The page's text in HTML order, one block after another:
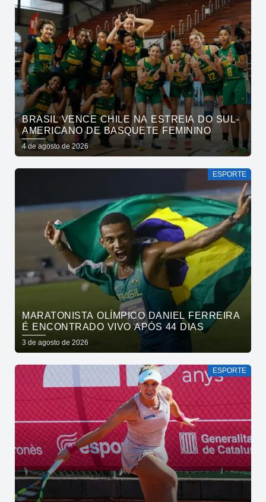
BRASIL VENCE CHILE NA ESTREIA DO SUL-
AMERICANO DE BASQUETE FEMININO
4 de agosto de 2026
ESPORTE
MARATONISTA OLÍMPICO DANIEL FERREIRA
É ENCONTRADO VIVO APÓS 44 DIAS
3 de agosto de 2026
ESPORTE